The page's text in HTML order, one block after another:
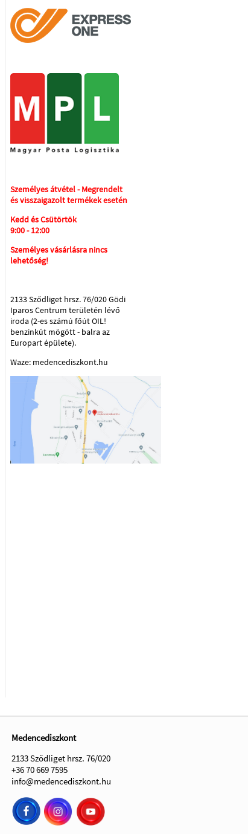
Személyes átvétel - Megrendelt
és visszaigazolt termékek esetén
Kedd és Csütörtök
9:00 - 12:00
Személyes vásárlásra nincs
lehetőség!
2133 Sződliget hrsz. 76/020 Gödi
Iparos Centrum területén lévő
iroda (2-es számú főút OIL!
benzinkút mögött - balra az
Europart épülete).
Waze: medencediszkont.hu
Medencediszkont
2133 Sződliget hrsz. 76/020
+36 70 669 7595
info@medencediszkont.hu